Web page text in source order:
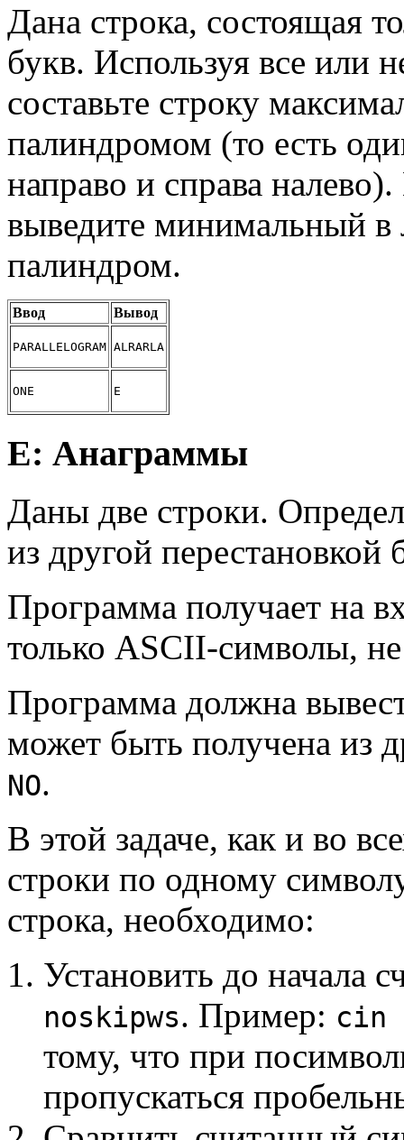
Дана строка, состоящая
букв. Используя все или
составьте строку
палиндромом (то есть
направо и справа
выведите минимальный в
палиндром.
Ввод Вывод
PARALLELOGRAM ALRARLA
ONE E
E: Анаграммы
Даны две строки.
из другой перестановкой
Программа получает на
только ASCII-символы,
Программа должна
может быть получена из
NO.
В этой задаче, как и во
строки по одному
строка, необходимо:
Установить до начала
noskipws. Пример: cin
тому, что при
пропускаться